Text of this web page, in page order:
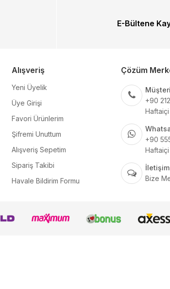
E-Bültene
Alışveriş
Yeni Üyelik
Üye Girişi
Favori Ürünlerim
Şifremi Unuttum
Alışveriş Sepetim
Sipariş Takibi
Havale Bildirim Formu
Çözüm
+90
+90
Bize